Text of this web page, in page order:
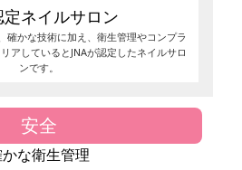
定ネイルサロン
確かな技術に加え、衛生管理やコンプラ
アしているとJNAが認定したネイルサロ
ンです。
安全
な衛生管理